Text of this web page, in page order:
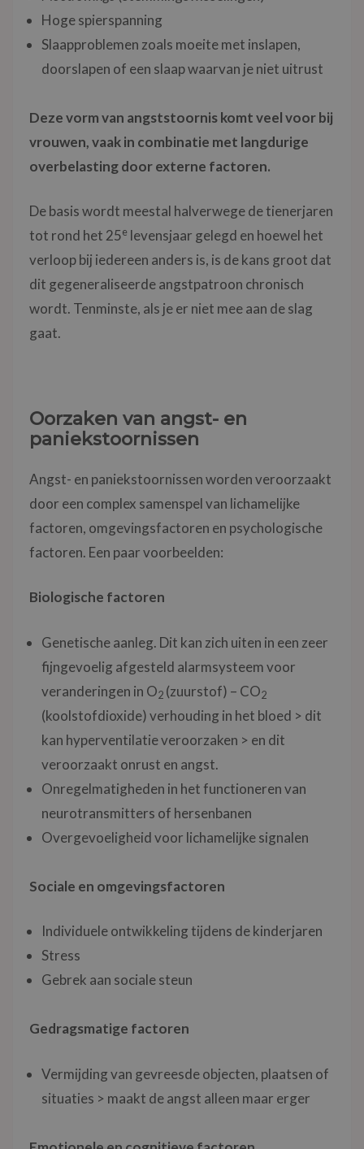
Hoge spierspanning
Slaapproblemen zoals moeite met inslapen,
doorslapen of een slaap waarvan je niet uitrust
Deze vorm van angststoornis komt veel voor bij
vrouwen, vaak in combinatie met langdurige
overbelasting door externe factoren.
De basis wordt meestal halverwege de tienerjaren
tot rond het 25e levensjaar gelegd en hoewel het
verloop bij iedereen anders is, is de kans groot dat
dit gegeneraliseerde angstpatroon chronisch
wordt. Tenminste, als je er niet mee aan de slag
gaat.
Oorzaken van angst- en
paniekstoornissen
Angst- en paniekstoornissen worden veroorzaakt
door een complex samenspel van lichamelijke
factoren, omgevingsfactoren en psychologische
factoren. Een paar voorbeelden:
Biologische factoren
Genetische aanleg. Dit kan zich uiten in een zeer
fijngevoelig afgesteld alarmsysteem voor
veranderingen in O2 (zuurstof) – CO2
(koolstofdioxide) verhouding in het bloed > dit
kan hyperventilatie veroorzaken > en dit
veroorzaakt onrust en angst.
Onregelmatigheden in het functioneren van
neurotransmitters of hersenbanen
Overgevoeligheid voor lichamelijke signalen
Sociale en omgevingsfactoren
Individuele ontwikkeling tijdens de kinderjaren
Stress
Gebrek aan sociale steun
Gedragsmatige factoren
Vermijding van gevreesde objecten, plaatsen of
situaties > maakt de angst alleen maar erger